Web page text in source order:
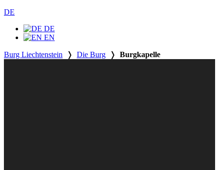
DE
DE
EN
Burg Liechtenstein ❭ Die Burg ❭ Burgkapelle